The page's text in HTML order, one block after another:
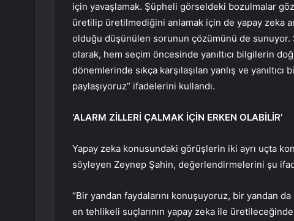
için yavaşlamak. Şüpheli görseldeki bozulmalar
üretilip üretilmediğini anlamak için de yapay zeka
olduğu düşünülen sorunun çözümünü de sunuyor.
olarak, hem seçim öncesinde yanıltıcı bilgilerin
dönemlerinde sıkça karşılaşılan yanlış ve
paylaşıyoruz” ifadelerini kullandı.
‘ALARM ZİLLERİ ÇALMAK İÇİN ERKEN OLABİLİR’
Yapay zeka konusundaki görüşlerin iki ayrı uçta
söyleyen Zeynep Şahin, değerlendirmelerini şu
“Bir yandan faydalarını konuşuyoruz, bir yandan
en tehlikeli suçlarının yapay zeka ile